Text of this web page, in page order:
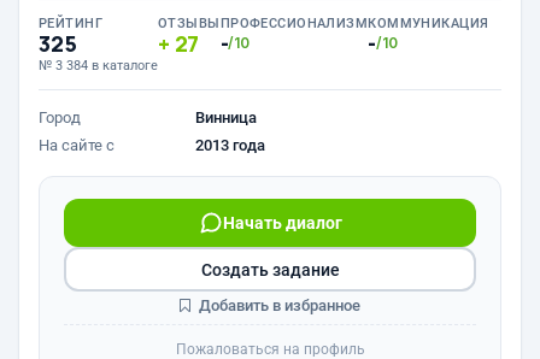
РЕЙТИНГ
325
№ 3 384 в каталоге
ОТЗЫВЫ
27
ПРОФЕССИОНАЛИЗМ
-/10
КОММУНИКАЦИЯ
-/10
Город
Винница
На сайте с
2013 года
Начать диалог
Создать задание
Добавить в избранное
Пожаловаться на профиль